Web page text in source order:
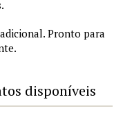
Pronto para
disponíveis